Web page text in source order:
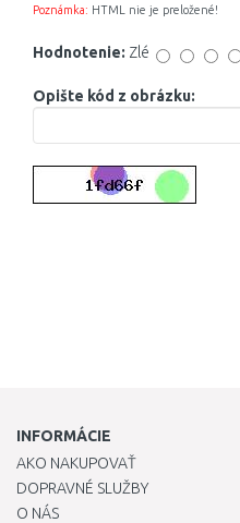
9,1 mm
9,2 mm
9,4 mm
9,6 mm
Poznámka: HTML nie je preložené!
Hodnotenie: Zlé
Opište kód z obrázku:
INFORMÁCIE
AKO NAKUPOVAŤ
DOPRAVNÉ SLUŽBY
O NÁS